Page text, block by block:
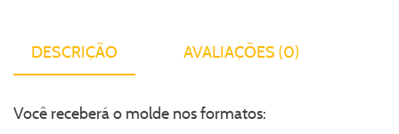
DESCRIÇÃO AVALIAÇÕES (0)
Você receberá o molde nos formatos: